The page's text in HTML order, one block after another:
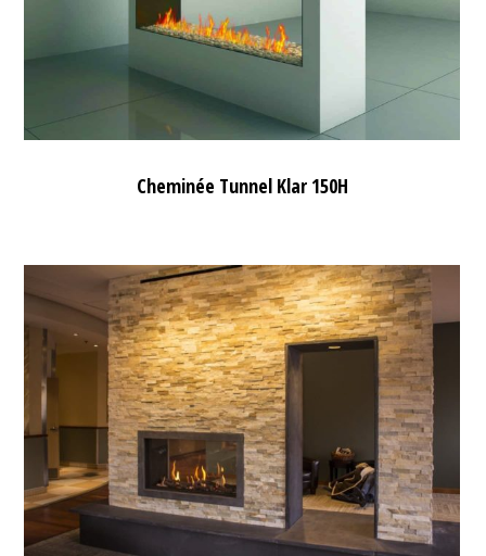
Cheminée Tunnel Klar 150H